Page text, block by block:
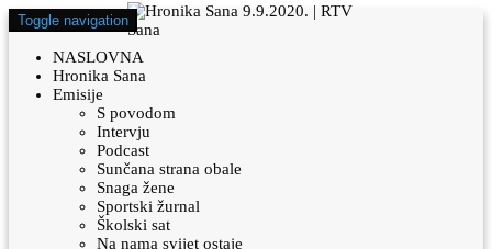
Toggle navigation
NASLOVNA
Hronika Sana
Emisije
S povodom
Intervju
Podcast
Sunčana strana obale
Snaga žene
Sportski žurnal
Školski sat
Na nama svijet ostaje